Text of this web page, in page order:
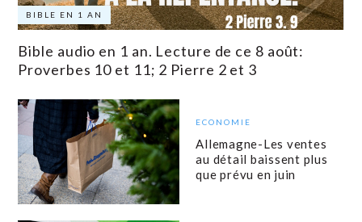
BIBLE EN 1 AN
Bible audio en 1 an. Lecture de ce 8 août:
Proverbes 10 et 11; 2 Pierre 2 et 3
ECONOMIE
Allemagne-Les ventes
au détail baissent plus
que prévu en juin